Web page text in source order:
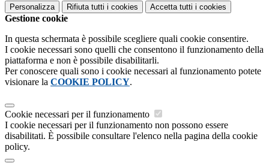
Personalizza Rifiuta tutti i cookies Accetta tutti i cookies
Gestione cookie
In questa schermata è possibile scegliere quali cookie consentire.
I cookie necessari sono quelli che consentono il funzionamento della
piattaforma e non è possibile disabilitarli.
Per conoscere quali sono i cookie necessari al funzionamento potete
visionare la COOKIE POLICY.
Cookie necessari per il funzionamento
I cookie necessari per il funzionamento non possono essere
disabilitati. È possibile consultare l'elenco nella pagina della cookie
policy.